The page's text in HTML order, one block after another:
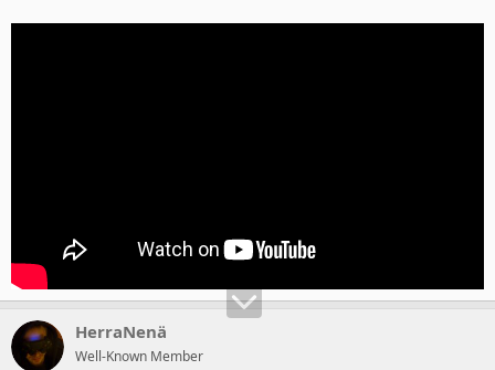
HerraNenä
Well-Known Member